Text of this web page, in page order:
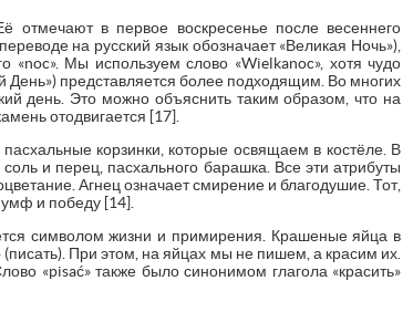
отмечают в первое воскресенье после весеннего
на русский язык обозначает «Великая Ночь»),
«noc». Мы используем слово «Wielkanoc», хотя чудо
День») представляется более подходящим. Во многих
день. Это можно объяснить таким образом, что на
отодвигается [17].
корзинки, которые освящаем в костёле. В
и перец, пасхального барашка. Все эти атрибуты
Агнец означает смирение и благодушие. Тот,
и победу [14].
символом жизни и примирения. Крашеные яйца в
(писать). При этом, на яйцах мы не пишем, а красим их.
«pisać» также было синонимом глагола «красить»